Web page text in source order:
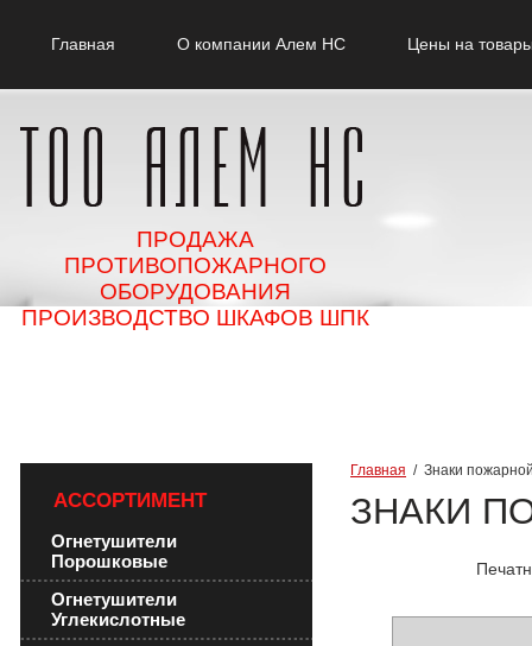
Главная О компании Алем НС Цены на
ПРОДАЖА
ПРОТИВОПОЖАРНОГО
ОБОРУДОВАНИЯ
ПРОИЗВОДСТВО ШКАФОВ ШПК
АССОРТИМЕНТ
Огнетушители
Порошковые
Огнетушители
Углекислотные
Главная
/  Знаки
ЗНАКИ